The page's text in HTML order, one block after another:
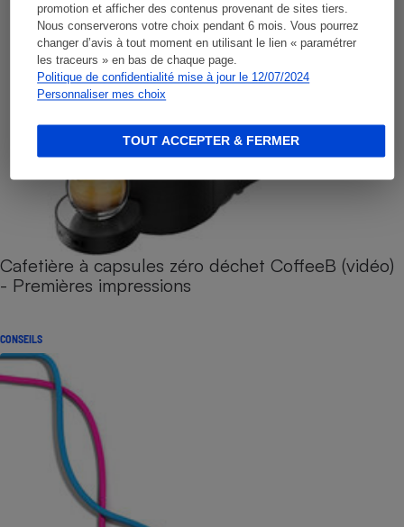
promotion et afficher des contenus provenant de sites tiers.
Nous conserverons votre choix pendant 6 mois. Vous pourrez
changer d’avis à tout moment en utilisant le lien « paramétrer
les traceurs » en bas de chaque page.
Politique de confidentialité mise à jour le 12/07/2024
Personnaliser mes choix
TOUT ACCEPTER & FERMER
Cafetière à capsules zéro déchet CoffeeB (vidéo)
- Premières impressions
CONSEILS